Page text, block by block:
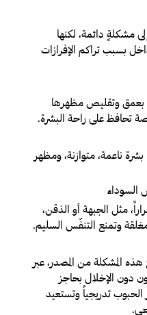
مشكلةٍ دائمة، لكنها
بسبب تراكم الإفرازات
بعمق وتقليص مظهرها
تحافظ على راحة البشرة.
ناعمة، متوازنة، ومظهر
السوداء
مثل الجبهة أو الذقن،
وتمنع التنفّس السليم.
هذه المشكلة من المصدر، عبر
دون الإخلال بحاجز
الحبوب تدريجياً وتستعيد